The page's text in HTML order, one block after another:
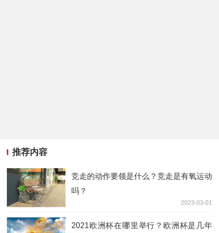
推荐内容
竞走的动作要领是什么？竞走是有氧运动
吗？
2023-03-01
2021欧洲杯在哪里举行？欧洲杯是几年